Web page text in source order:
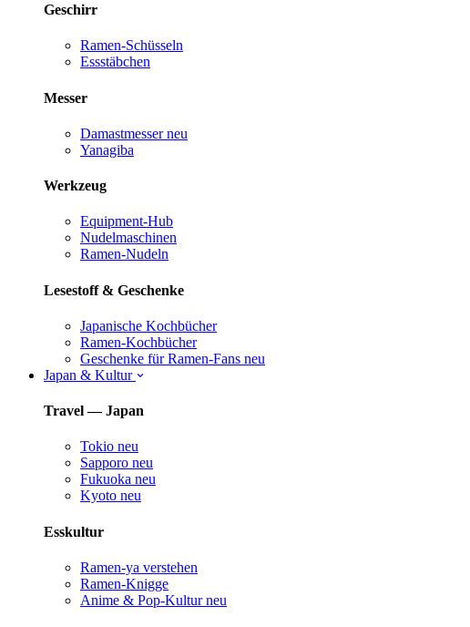
Geschirr
Ramen-Schüsseln
Essstäbchen
Messer
Damastmesser neu
Yanagiba
Werkzeug
Equipment-Hub
Nudelmaschinen
Ramen-Nudeln
Lesestoff & Geschenke
Japanische Kochbücher
Ramen-Kochbücher
Geschenke für Ramen-Fans neu
Japan & Kultur
Travel — Japan
Tokio neu
Sapporo neu
Fukuoka neu
Kyoto neu
Esskultur
Ramen-ya verstehen
Ramen-Knigge
Anime & Pop-Kultur neu